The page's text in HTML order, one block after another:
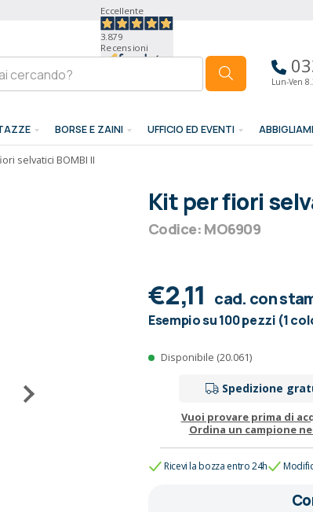
Eccellente
3.879
Recensioni
Lun-Ven
BORSE E ZAINI UFFICIO ED EVENTI
selvatici BOMBI II
Kit per fiori
Codice: MO6909
€2,11 cad. con
Esempio su 100 pezzi (1
Disponibile (20.061)
Spedizione
Vuoi provare prima di
Ordina un campione
Ricevi la bozza entro 24h